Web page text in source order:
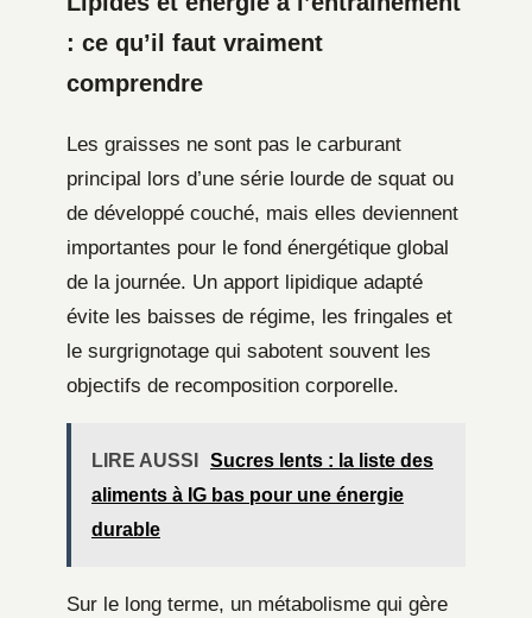
: ce qu’il faut vraiment
comprendre
Les graisses ne sont pas le carburant
principal lors d’une série lourde de squat ou
de développé couché, mais elles deviennent
importantes pour le fond énergétique global
de la journée. Un apport lipidique adapté
évite les baisses de régime, les fringales et
le surgrignotage qui sabotent souvent les
objectifs de recomposition corporelle.
LIRE AUSSI
Sucres lents : la liste des
aliments à IG bas pour une énergie
durable
Sur le long terme, un métabolisme qui gère